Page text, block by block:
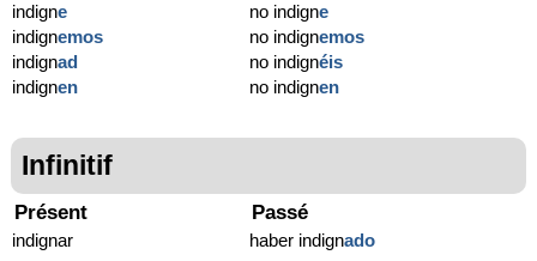
indigne
indignemos
indignad
indignen
no indigne
no indignemos
no indignéis
no indignen
Infinitif
Présent
indignar
Passé
haber indignado